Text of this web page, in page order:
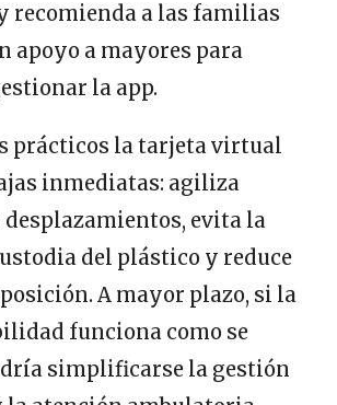
recomienda a las familias
apoyo a mayores para
la app.
prácticos la tarjeta virtual
inmediatas: agiliza
evita la
del plástico y reduce
A mayor plazo, si la
funciona como se
simplificarse la gestión